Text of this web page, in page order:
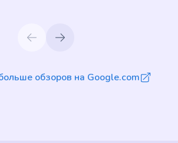
обзоров на Google.com